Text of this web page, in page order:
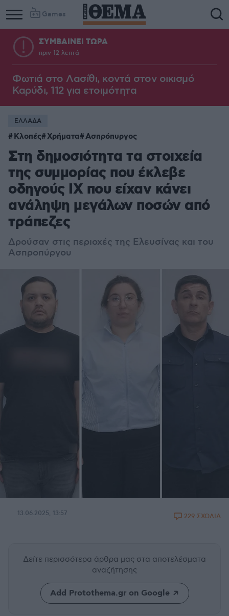
Games
ΣΥΜΒΑΙΝΕΙ ΤΩΡΑ
πριν 12 λεπτά
Φωτιά στο Λασίθι, κοντά στον οικισμό
Καρύδι, 112 για ετοιμότητα
ΕΛΛΑΔΑ
Κλοπές Χρήματα Ασπρόπυργος
Στη δημοσιότητα τα στοιχεία
της συμμορίας που έκλεβε
οδηγούς ΙΧ που είχαν κάνει
ανάληψη μεγάλων ποσών από
τράπεζες
Δρούσαν στις περιοχές της Ελευσίνας και του
Ασπροπύργου
13.06.2025, 13:57 229 ΣΧΟΛΙΑ
Δείτε περισσότερα άρθρα μας στα αποτελέσματα
αναζήτησης
Add Protothema.gr on Google